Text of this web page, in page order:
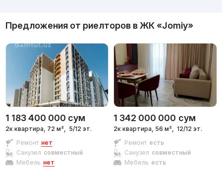
Предложения от риелторов в ЖК «Jomiy»
1 183 400 000 сум
2к квартира, 72 м², 5/12 эт.
Ремонт нет
Санузел совместный
Мебель нет
1 342 000 000 сум
2к квартира, 56 м², 12/12 эт.
Ремонт есть
Санузел совместный
Мебель есть